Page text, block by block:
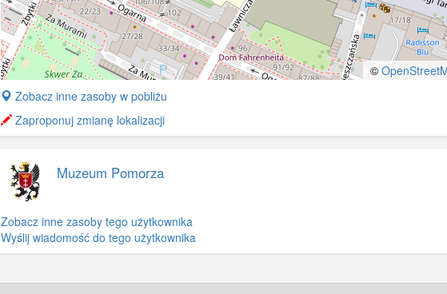
©
+
−
Zobacz inne zasoby w pobliżu
Zaproponuj zmianę lokalizacji
Muzeum Pomorza
Zobacz inne zasoby tego użytkownika
Wyślij wiadomość do tego użytkownika